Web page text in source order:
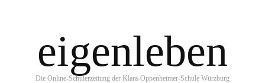
eigenleben
Die Online-Schülerzeitung der Klara-Oppenheimer-Schule Würzburg